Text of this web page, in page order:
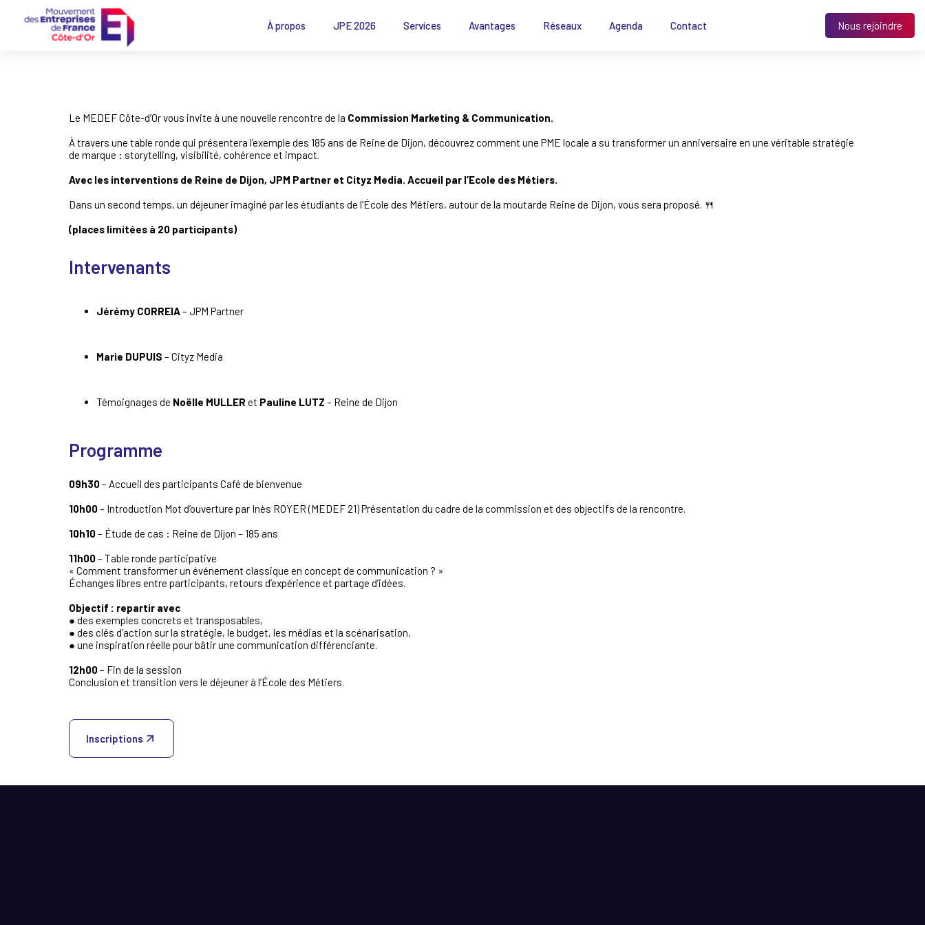
À propos JPE 2026 Services Avantages Réseaux Agenda Contact Nous rejoindre
Le MEDEF Côte-d’Or vous invite à une nouvelle rencontre de la Commission Marketing & Communication.
À travers une table ronde qui présentera l’exemple des 185 ans de Reine de Dijon, découvrez comment une PME locale a su transformer un anniversaire en une véritable stratégie
de marque : storytelling, visibilité, cohérence et impact.
Avec les interventions de Reine de Dijon, JPM Partner et Cityz Media. Accueil par l’Ecole des Métiers.
Dans un second temps, un déjeuner imaginé par les étudiants de l’École des Métiers, autour de la moutarde Reine de Dijon, vous sera proposé. 🍴
(places limitées à 20 participants)
Intervenants
Jérémy CORREIA– JPM Partner
Marie DUPUIS – Cityz Media
Témoignages de Noëlle MULLER et Pauline LUTZ – Reine de Dijon
Programme
09h30– Accueil des participants Café de bienvenue
10h00– Introduction Mot d’ouverture par Inès ROYER (MEDEF 21) Présentation du cadre de la commission et des objectifs de la rencontre.
10h10– Étude de cas : Reine de Dijon – 185 ans
11h00– Table ronde participative
« Comment transformer un événement classique en concept de communication ? »
Échanges libres entre participants, retours d’expérience et partage d’idées.
Objectif : repartir avec
● des exemples concrets et transposables,
● des clés d’action sur la stratégie, le budget, les médias et la scénarisation,
● une inspiration réelle pour bâtir une communication différenciante.
12h00– Fin de la session
Conclusion et transition vers le déjeuner à l’École des Métiers.
Inscriptions